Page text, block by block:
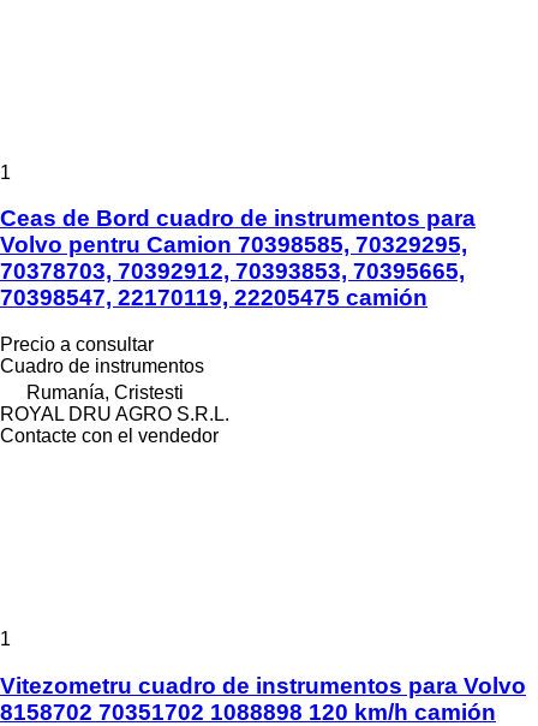
1
Ceas de Bord cuadro de instrumentos para
Volvo pentru Camion 70398585, 70329295,
70378703, 70392912, 70393853, 70395665,
70398547, 22170119, 22205475 camión
Precio a consultar
Cuadro de instrumentos
Rumanía, Cristesti
ROYAL DRU AGRO S.R.L.
Contacte con el vendedor
1
Vitezometru cuadro de instrumentos para Volvo
8158702 70351702 1088898 120 km/h camión